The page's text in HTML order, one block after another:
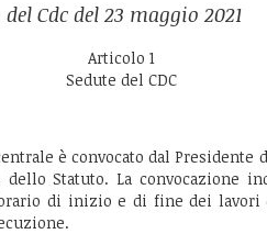
Cdc del 23 maggio 2021
Articolo 1
Sedute del CDC
è convocato dal Presidente
dello Statuto. La convocazione
di inizio e di fine dei lavori